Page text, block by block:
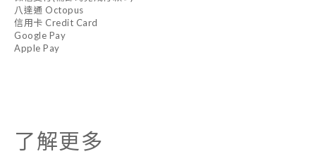
八達通 Octopus
信用卡 Credit Card
Google Pay
Apple Pay
了解更多